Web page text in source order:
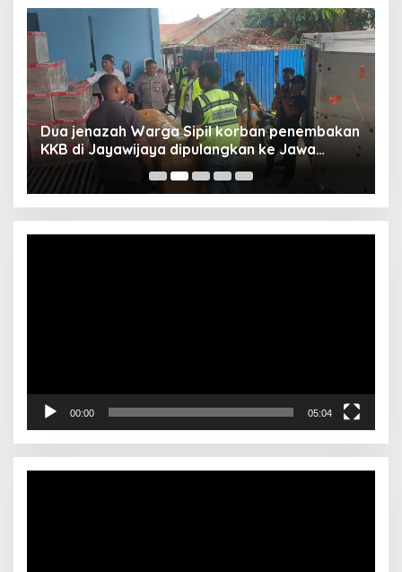
Dua jenazah Warga Sipil korban penembakan
KKB di Jayawijaya dipulangkan ke Jawa
Barat, Kaops Damai Cartenz: Kami terus buru
pelakunya
00:00 05:04